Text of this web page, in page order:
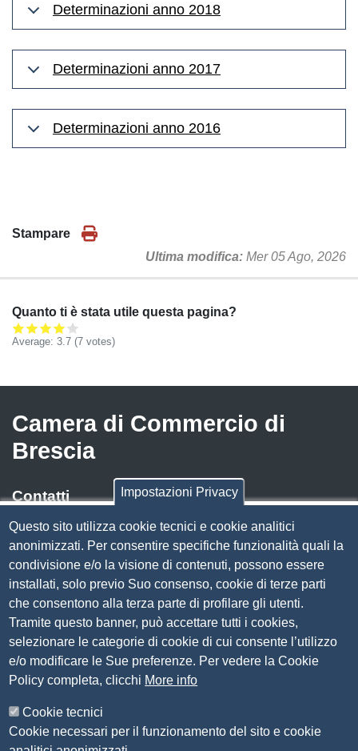
Determinazioni anno 2018
Determinazioni anno 2017
Determinazioni anno 2016
Stampare
Ultima modifica Mer 05 Ago, 2026
Quanto ti è stata utile questa pagina?
Average: 3.7 (7 votes)
Camera di Commercio di
Brescia
Contatti
Via Luigi Einaudi, 23, 25121 Brescia BS
Tel. 030 37251
PECcamera.brescia@bs.legalmail.camcom.it
P.IVA 00859790172
C.F. 80013870177
Contatti
Amministrazione Trasparente
Organizzazione
Bandi di concorso
Impostazioni Privacy
Questo sito utilizza cookie tecnici e cookie analitici
anonimizzati. Per consentire specifiche funzionalità quali la
condivisione e/o la visione di contenuti, possono essere
installati, solo previo Suo consenso, cookie di terze parti
che consentono alla terza parte di profilare gli utenti.
Tramite questo banner, può accettare tutti i cookies,
selezionare le categorie di cookie di cui consente l’utilizzo
e/o modificare le Sue preferenze. Per vedere la Cookie
Policy completa, clicchi More info
Cookie tecnici
Cookie necessari per il funzionamento del sito e cookie